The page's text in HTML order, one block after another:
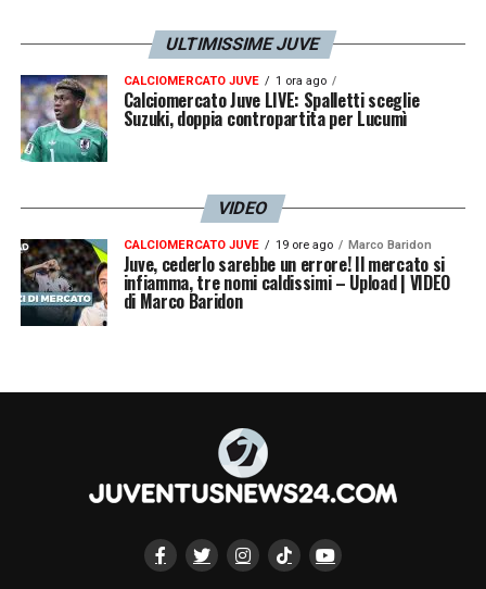
ULTIMISSIME JUVE
CALCIOMERCATO JUVE 1 ora ago
Calciomercato Juve LIVE: Spalletti sceglie
Suzuki, doppia contropartita per Lucumì
VIDEO
CALCIOMERCATO JUVE 19 ore ago Marco Baridon
Juve, cederlo sarebbe un errore! Il mercato si
infiamma, tre nomi caldissimi – Upload | VIDEO
di Marco Baridon